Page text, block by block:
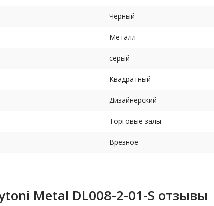
Черный
Металл
серый
Квадратный
Дизайнерский
Торговые залы
Врезное
Metal DL008-2-01-S отзывы